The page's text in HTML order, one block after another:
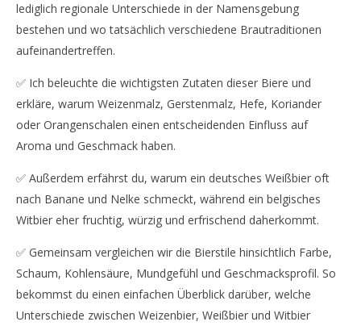
lediglich regionale Unterschiede in der Namensgebung
bestehen und wo tatsächlich verschiedene Brautraditionen
aufeinandertreffen.
✅ Ich beleuchte die wichtigsten Zutaten dieser Biere und
erkläre, warum Weizenmalz, Gerstenmalz, Hefe, Koriander
oder Orangenschalen einen entscheidenden Einfluss auf
Aroma und Geschmack haben.
✅ Außerdem erfährst du, warum ein deutsches Weißbier oft
nach Banane und Nelke schmeckt, während ein belgisches
Witbier eher fruchtig, würzig und erfrischend daherkommt.
✅ Gemeinsam vergleichen wir die Bierstile hinsichtlich Farbe,
Schaum, Kohlensäure, Mundgefühl und Geschmacksprofil. So
bekommst du einen einfachen Überblick darüber, welche
Unterschiede zwischen Weizenbier, Weißbier und Witbier